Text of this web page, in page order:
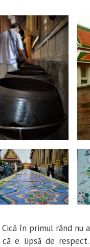
în primul rând nu
e lipsă de